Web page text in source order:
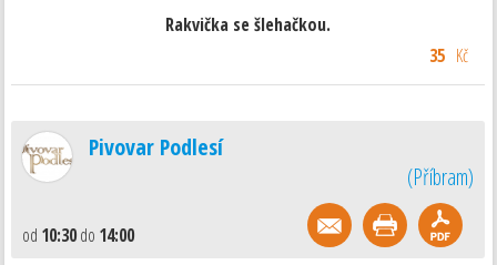
Rakvička se šlehačkou.
35 Kč
Pivovar Podlesí
(Příbram)
od 10:30do 14:00